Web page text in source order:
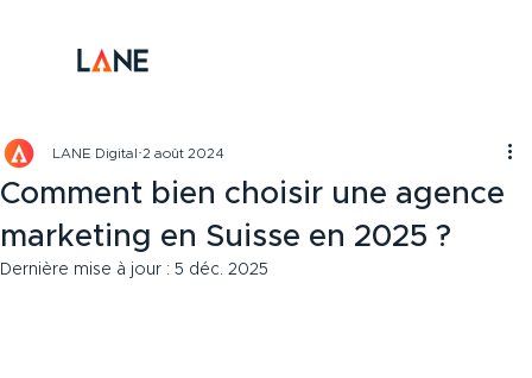
Comment bien choisir une agence
marketing en Suisse en 2025 ?
LANE Digital 2 août 2024
Dernière mise à jour : 5 déc. 2025